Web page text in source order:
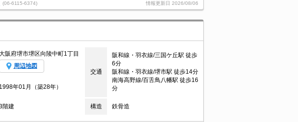
(06-6115-6374) 情報更新日 2026/08/06
阪府堺市堺区向陵中町1丁目
周辺地図
交通
阪和線・羽衣線/三国ケ丘駅 徒歩
6分
阪和線・羽衣線/堺市駅 徒歩14分
南海高野線/百舌鳥八幡駅 徒歩16
分
1998年01月（築28年）
階建 構造 鉄骨造